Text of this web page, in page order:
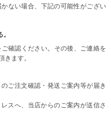
ない場合、下記の可能性がござい
確認ください。その後、ご連絡を
きます。
ご注文確認・発送ご案内等が届き
スへ、当店からのご案内が送信さ